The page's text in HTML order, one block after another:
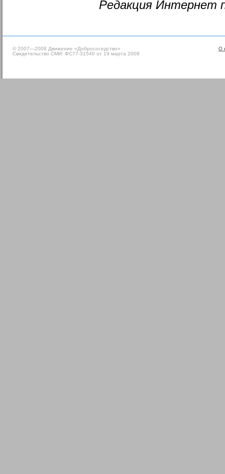
Редакция Интернет
О
© 2007—2008 Движение «Добрососедство»
Свидетельство СМИ: ФС77-31540 от 19 марта 2008